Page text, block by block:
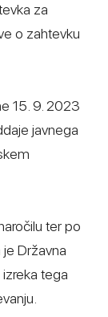
za
o zahtevku
15. 9. 2023
javnega
ter po
Državna
tega